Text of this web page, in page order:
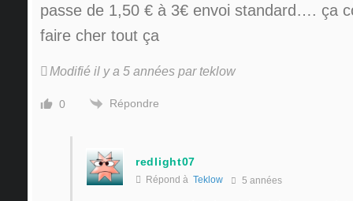
passe de 1,50 € à 3€ envoi standard…. ça
faire cher tout ça
Modifié il y a 5 années par teklow
0 Répondre
redlight07
Répond à Teklow 5 années